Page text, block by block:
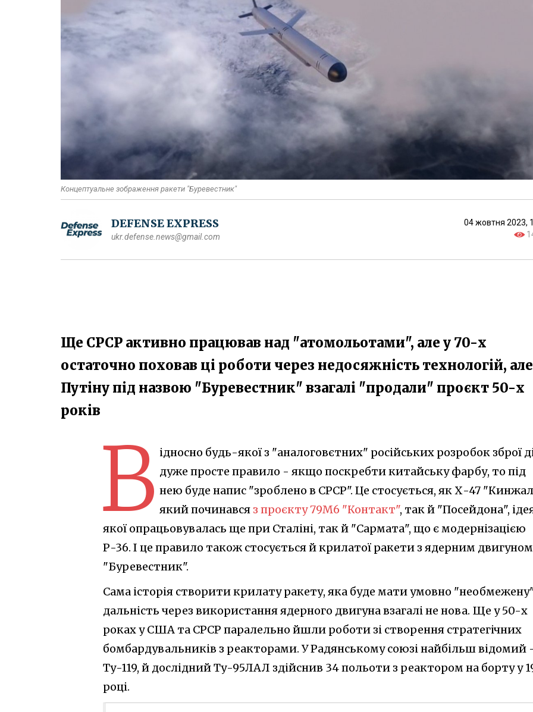
Концептуальне зображення ракети "Буревестник"
DEFENSE EXPRESS
ukr.defense.news@gmail.com
04 жовтня 2023,
Ще СРСР активно працював над "атомольотами", але у 70-х
остаточно поховав ці роботи через недосяжність технологій, але
Путіну під назвою "Буревестник" взагалі "продали" проєкт 50-х
років
В ідносно будь-якої з "аналоговєтних" російських розробок зброї
дуже просте правило - якщо поскребти китайську фарбу, то під
нею буде напис "зроблено в СРСР". Це стосується, як Х-47
який починався з проєкту 79М6 "Контакт", так й "Посейдона",
якої опрацьовувалась ще при Сталіні, так й "Сармата", що є модернізацією
Р-36. І це правило також стосується й крилатої ракети з ядерним двигуном
"Буревестник".
Сама історія створити крилату ракету, яка буде мати умовно
дальність через використання ядерного двигуна взагалі не нова. Ще у 50-х
роках у США та СРСР паралельно йшли роботи зі створення стратегічних
бомбардувальників з реакторами. У Радянському союзі найбільш відомий
Ту-119, й дослідний Ту-95ЛАЛ здійснив 34 польоти з реактором на борту у
році.